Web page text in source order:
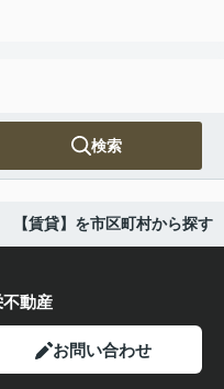
検索
【賃貸】を市区町村から探す
動産
お問い合わせ